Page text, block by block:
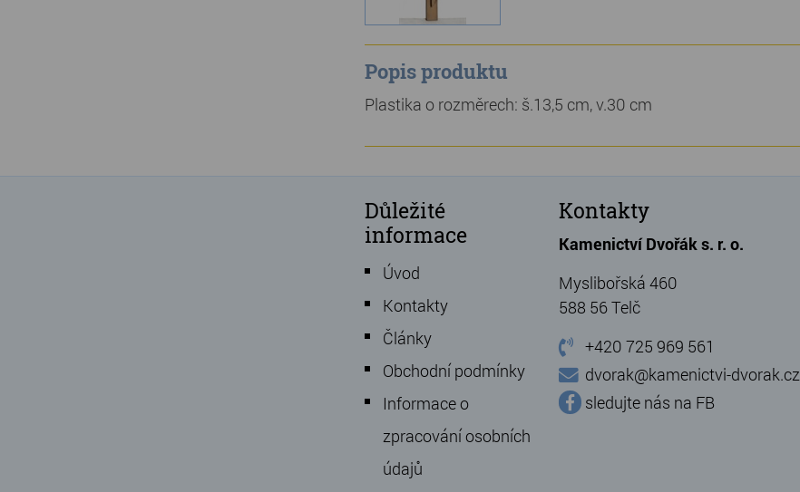
Popis produktu
Plastika o rozměrech: š.13,5 cm, v.30 cm
Důležité
informace
Úvod
Kontakty
Články
Obchodní podmínky
Informace o
zpracování osobních
údajů
Kontakty
Kamenictví Dvořák s. r. o.
Myslibořská 460
588 56 Telč
+420 725 969 561
dvorak@kamenictvi-dvorak.cz
sledujte nás na FB